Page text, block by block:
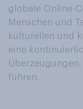
globale Online-
Menschen und
kulturellen und
eine
führen.